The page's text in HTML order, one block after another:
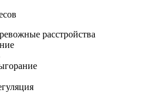
расстройства